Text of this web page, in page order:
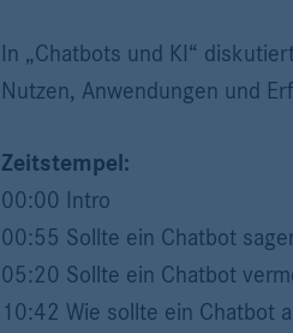
In „Chatbots und KI“
Nutzen, Anwendungen und
Zeitstempel:
00:00 Intro
00:55 Sollte ein Chatbot
05:20 Sollte ein Chatbot
10:42 Wie sollte ein Chatbot